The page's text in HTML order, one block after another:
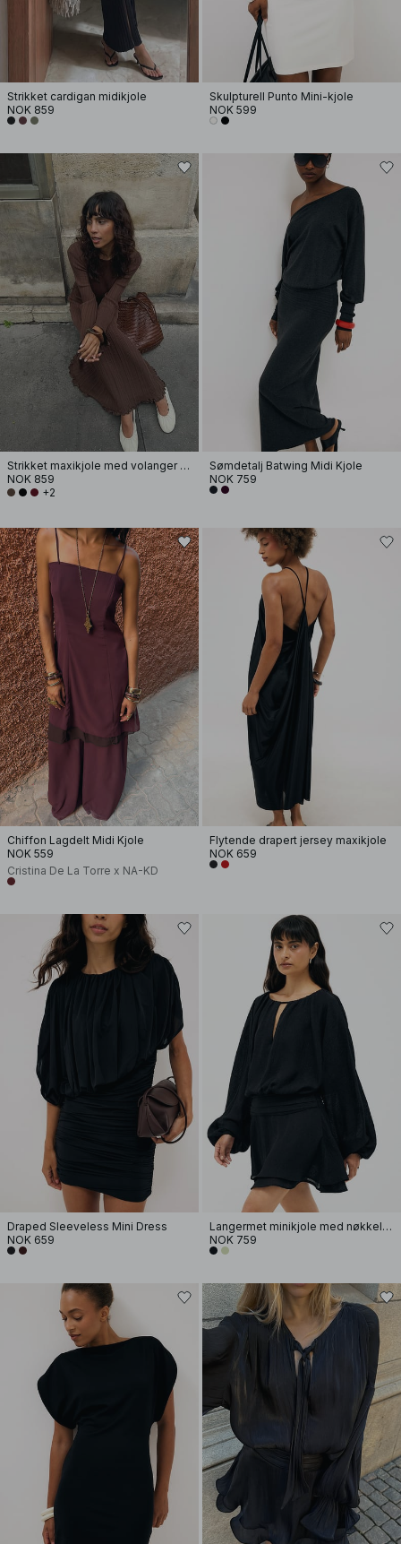
Strikket cardigan midikjole
NOK 859
Skulpturell Punto Mini-kjole
NOK 599
Strikket maxikjole med volanger og rund hals
NOK 859
+2
Sømdetalj Batwing Midi Kjole
NOK 759
Chiffon Lagdelt Midi Kjole
NOK 559
Cristina De La Torre x NA-KD
Flytende drapert jersey maxikjole
NOK 659
Draped Sleeveless Mini Dress
NOK 659
Langermet minikjole med nøkkelhull
NOK 759